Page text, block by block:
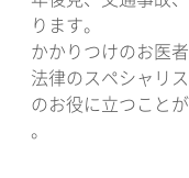
ります。
かかりつけのお医
法律のスペシャリ
のお役に立つこと
。